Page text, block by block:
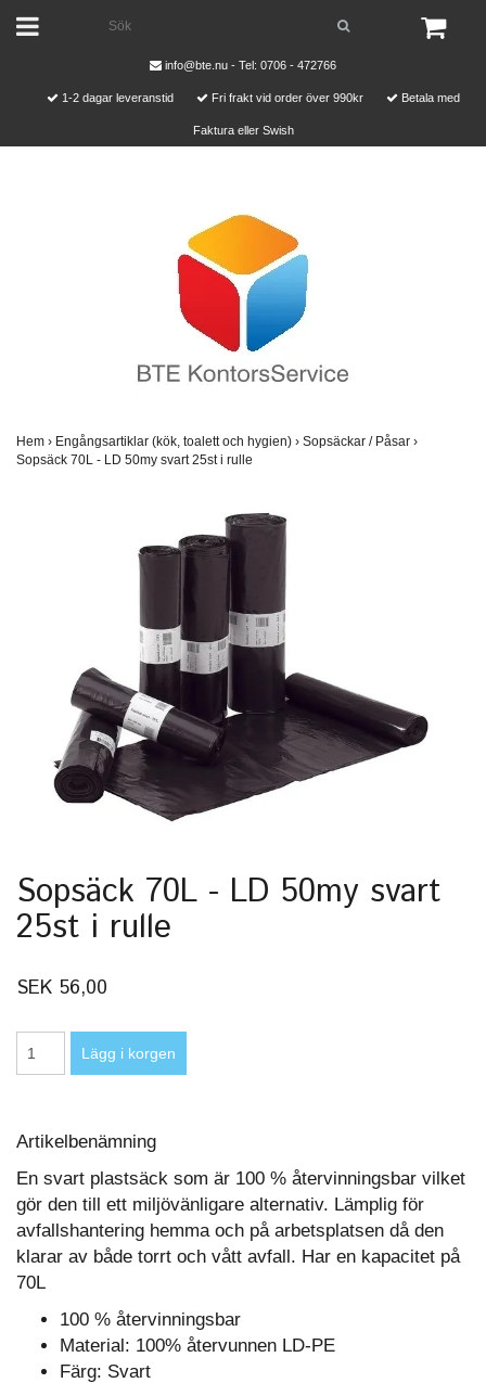
info@bte.nu - Tel: 0706 - 472766
1-2 dagar leveranstid Fri frakt vid order över 990kr Betala med
Faktura eller Swish
Hem › Engångsartiklar (kök, toalett och hygien) › Sopsäckar / Påsar ›
Sopsäck 70L - LD 50my svart 25st i rulle
Sopsäck 70L - LD 50my svart
25st i rulle
SEK 56,00
Artikelbenämning
En svart plastsäck som är 100 % återvinningsbar vilket
gör den till ett miljövänligare alternativ. Lämplig för
avfallshantering hemma och på arbetsplatsen då den
klarar av både torrt och vått avfall. Har en kapacitet på
70L
100 % återvinningsbar
Material: 100% återvunnen LD-PE
Färg: Svart